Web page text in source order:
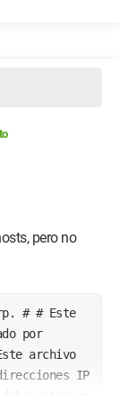
pero no
por
archivo
IP
estar en